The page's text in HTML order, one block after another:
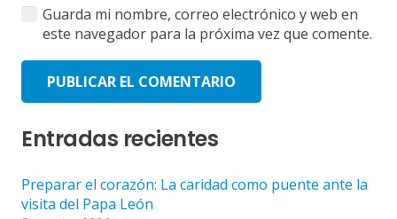
Guarda mi nombre, correo electrónico y web en
este navegador para la próxima vez que comente.
PUBLICAR EL COMENTARIO
Entradas recientes
Preparar el corazón: La caridad como puente ante la
visita del Papa León